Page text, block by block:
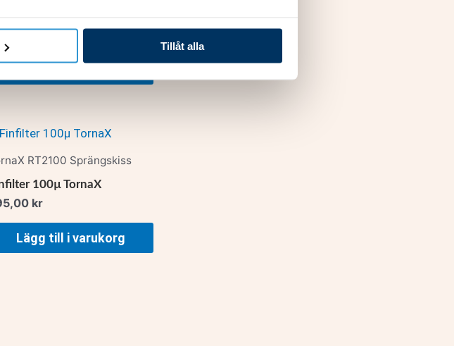
Tillåt alla
kr
RT2100 Sprängskiss
100µ TornaX
kr
Lägg till i varukorg